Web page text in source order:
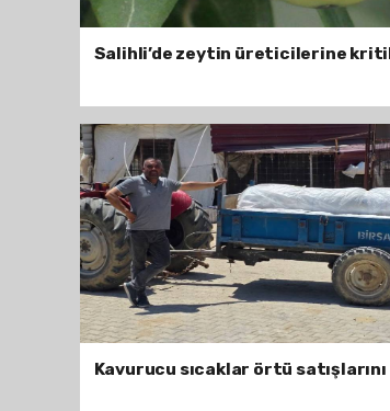
Salihli’de zeytin üreticilerine
Kavurucu sıcaklar örtü